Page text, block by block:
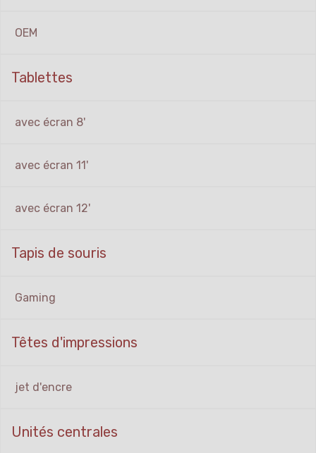
OEM
Tablettes
avec écran 8'
avec écran 11'
avec écran 12'
Tapis de souris
Gaming
Têtes d'impressions
jet d'encre
Unités centrales